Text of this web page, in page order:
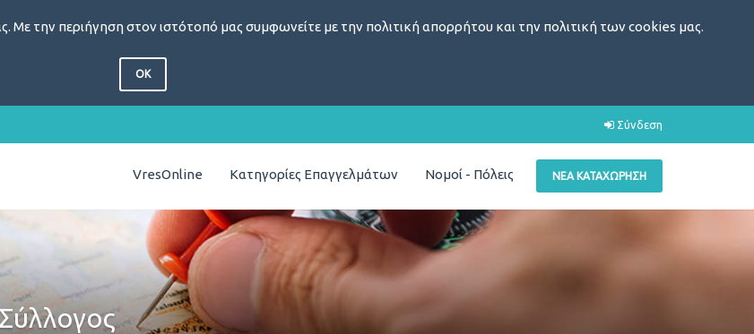
Με την περιήγηση στον ιστότοπό μας συμφωνείτε με την πολιτική απορρήτου και την πολιτική των cookies μας.
OK
Σύνδεση
ΝΈΑ ΚΑΤΑΧΏΡΗΣΗ
VresOnline Κατηγορίες Επαγγελμάτων Νομοί - Πόλεις